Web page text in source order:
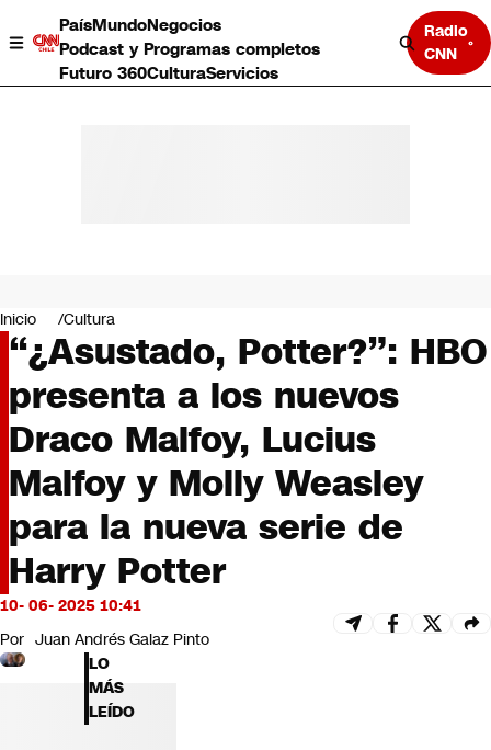
PaísMundoNegocios
Podcast y Programas completos
Futuro 360CulturaServicios
Radio
CNN
Negocios
Deportes
Programas completos
Cultura
Servicios
Bits
CNN tiempo
Futuro 360
Opinión
Inicio Cultura
“¿Asustado, Potter?”: HBO
presenta a los nuevos
Draco Malfoy, Lucius
Malfoy y Molly Weasley
para la nueva serie de
Harry Potter
10- 06- 2025 10:41
Por Juan Andrés Galaz Pinto
LO
MÁS
LEÍDO